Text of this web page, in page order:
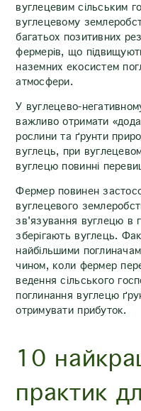
вуглецевим сільським
вуглецевому
багатьох позитивних
фермерів, що
наземних екосистем
атмосфери.
У вуглецево-
важливо отримати
рослини та ґрунти
вуглець, при
вуглецю повинні
Фермер повинен
вуглецевого
зв'язування вуглецю в
зберігають вуглець.
найбільшими
чином, коли фермер
ведення сільського
поглинання вуглецю
отримувати прибуток.
10
практик